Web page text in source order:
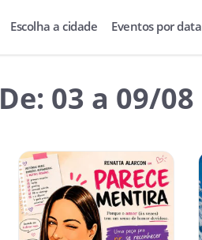
Escolha a cidade Eventos por data
De: 03 a 09/08